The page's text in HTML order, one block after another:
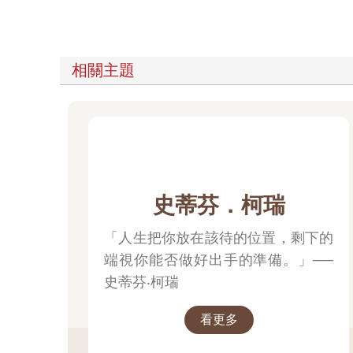
相關主題
史蒂芬．柯瑞
「人生把你放在該待的位置，剩下的
端視你能否做好出手的準備。」──
史蒂芬‧柯瑞
看更多